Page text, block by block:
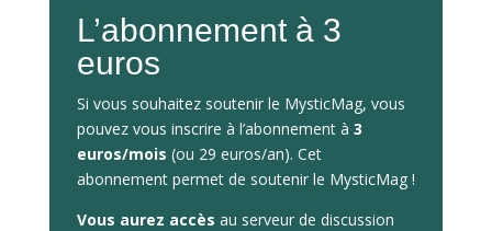
L’abonnement à 3
euros
Si vous souhaitez soutenir le MysticMag, vous
pouvez vous inscrire à l’abonnement à 3
euros/mois (ou 29 euros/an). Cet
abonnement permet de soutenir le MysticMag !
Vous aurez accès au serveur de discussion